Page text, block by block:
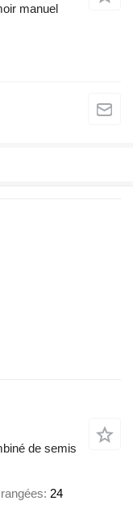
manuel
de semis
24